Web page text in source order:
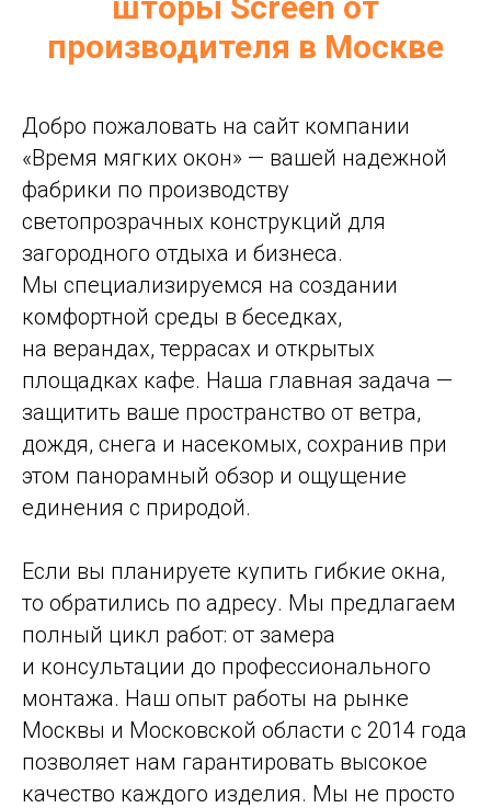
производителя в Москве
Добро пожаловать на сайт компании
«Время мягких окон» — вашей надежной
фабрики по производству
светопрозрачных конструкций для
загородного отдыха и бизнеса.
Мы специализируемся на создании
комфортной среды в беседках,
на верандах, террасах и открытых
площадках кафе. Наша главная задача —
защитить ваше пространство от ветра,
дождя, снега и насекомых, сохранив при
этом панорамный обзор и ощущение
единения с природой.
Если вы планируете купить гибкие окна,
то обратились по адресу. Мы предлагаем
полный цикл работ: от замера
и консультации до профессионального
монтажа. Наш опыт работы на рынке
Москвы и Московской области с 2014 года
позволяет нам гарантировать высокое
качество каждого изделия. Мы не просто